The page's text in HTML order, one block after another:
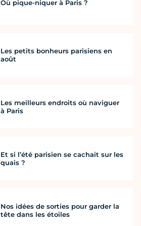
Où pique-niquer à Paris ?
Les petits bonheurs parisiens en
août
Les meilleurs endroits où naviguer
à Paris
Et si l’été parisien se cachait sur les
quais ?
Nos idées de sorties pour garder la
tête dans les étoiles